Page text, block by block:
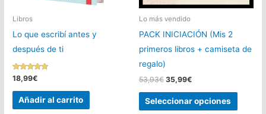
Libros
Lo que escribí antes y
después de ti
Valorado con
5.00
de 5
18,99€
Añadir al carrito
Lo más vendido
PACK INICIACIÓN (Mis 2
primeros libros + camiseta de
regalo)
53,93€ El
original
era:
35,99€El
actual
es:
Seleccionar opciones
Este